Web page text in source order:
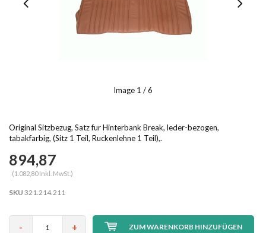
Image 1 / 6
Original Sitzbezug, Satz fur Hinterbank Break, leder-bezogen,
tabakfarbig, (Sitz 1 Teil, Ruckenlehne 1 Teil),.
894,87
(1.082,80 Inkl. MwSt.)
SKU 321.214.211
- + ZUM WARENKORB HINZUFÜGEN